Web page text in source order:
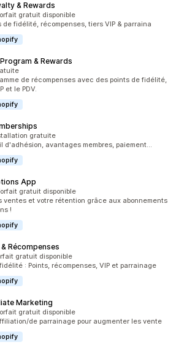
& Rewards
5
gratuit disponible
de fidélité, récompenses, tiers VIP & parraina
& Rewards
5
de récompenses avec des points de fidélité,
et le PDV.
5
gratuite
d'adhésion, avantages membres, paiement...
App
5
gratuit disponible
ventes et votre rétention grâce aux abonnements
!
Récompenses
5
gratuit disponible
: Points, récompenses, VIP et parrainage
Marketing
5
gratuit disponible
de parrainage pour augmenter les vente